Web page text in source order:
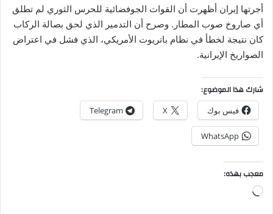
أجرتها إيران أظهرت أن القوات الجوفضائية للحرس الثوري لم تطلق
أي صاروخ صوب المطار. وصرح أن التدمير الذي لحق بصالة الركاب
كان نتيجة لخطأ في نظام باتريوت الأمريكي، الذي فشل في اعتراض
الصواريخ الإيرانية.
شارك هذا الموضوع:
فيس بوك X
Telegram
WhatsApp
معجب بهذه:
جاري